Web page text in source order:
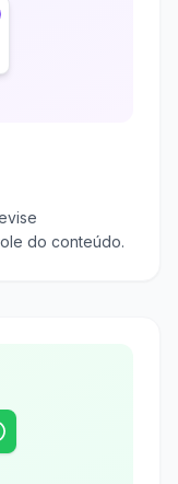
do conteúdo.